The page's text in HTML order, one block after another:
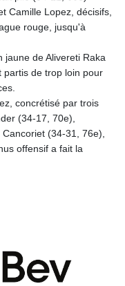
Camille Lopez, décisifs,
rouge, jusqu'à
jaune de Alivereti Raka
partis de trop loin pour
concrétisé par trois
(34-17, 70e),
(34-31, 76e),
offensif a fait la